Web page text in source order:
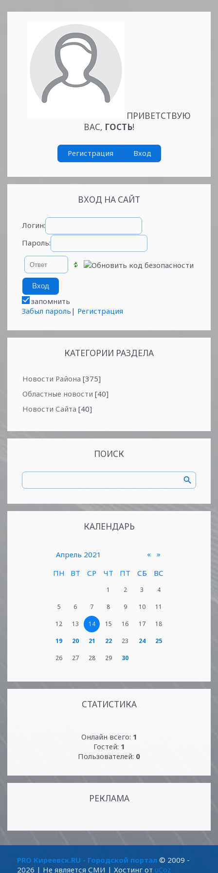
ПРИВЕТСТВУЮ
ВАС, ГОСТЬ!
Регистрация Вход
ВХОД НА САЙТ
Логин:
Пароль:
запомнить
Забыл пароль | Регистрация
КАТЕГОРИИ РАЗДЕЛА
Новости Района [375]
Областные новости [40]
Новости Сайта [40]
ПОИСК
КАЛЕНДАРЬ
«
Апрель 2021
»
ПН
ВТ СР ЧТ ПТ СБ ВС
1 2 3 4
5 6 7 8 9 10 11
12 13 14 15 16 17 18
19 20 21 22 23 24 25
26 27 28 29 30
СТАТИСТИКА
Онлайн всего: 1
Гостей: 1
Пользователей: 0
РЕКЛАМА
PRO Киреевск.RU - Городской портал © 2009 -
2026 | Не является СМИ | Хостинг от uCoz